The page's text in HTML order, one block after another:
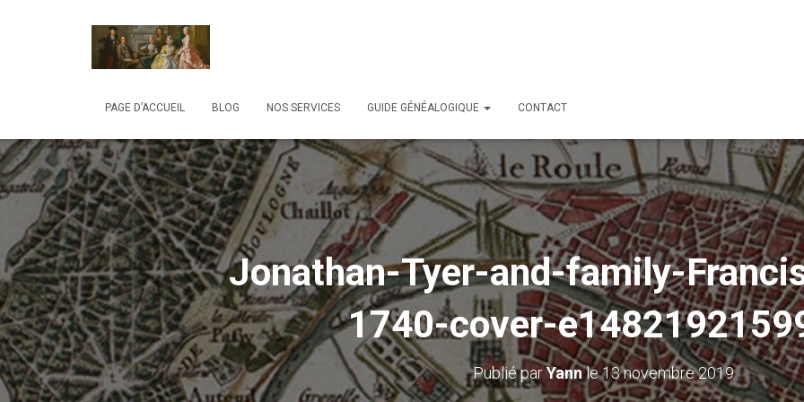
PAGE D’ACCUEIL BLOG NOS SERVICES GUIDE GÉNÉALOGIQUE CONTACT
Jonathan-Tyer-and-family-
1740-cover-
Publié parYannle13 novembre 2019